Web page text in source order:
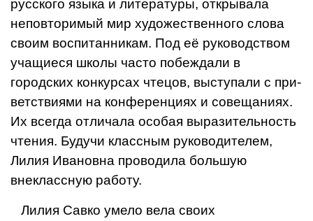
русского языка и ли­тературы, открывала
неповтори­мый мир художественного слова
своим воспитанникам. Под её ру­ководством
учащиеся школы ча­сто побеждали в
городских кон­курсах чтецов, выступали с при­
ветствиями на конференциях и совещаниях.
Их всегда отлича­ла особая выразительность
чте­ния. Будучи классным руководи­телем,
Лилия Ивановна проводи­ла большую
внеклассную работу.
Лилия Савко умело вела сво­их